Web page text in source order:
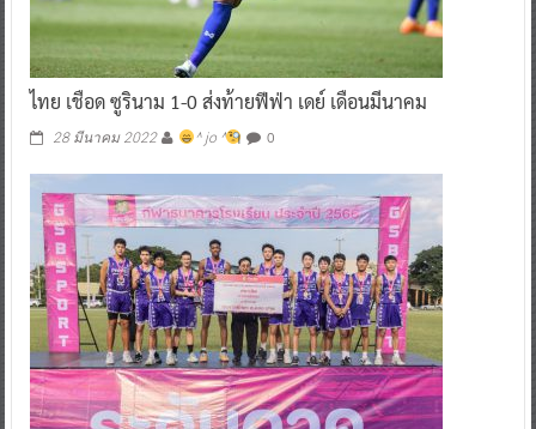
ไทย เชือด ซูรินาม 1-0 ส่งท้ายฟีฟ่า เดย์ เดือนมีนาคม
28 มีนาคม 2022 ^ jo ^ 0